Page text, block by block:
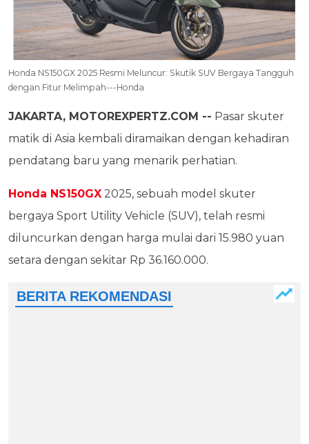
Honda NS150GX 2025 Resmi Meluncur: Skutik SUV Bergaya Tangguh
dengan Fitur Melimpah---Honda
JAKARTA, MOTOREXPERTZ.COM -- Pasar skuter
matik di Asia kembali diramaikan dengan kehadiran
pendatang baru yang menarik perhatian.
Honda NS150GX 2025, sebuah model skuter
bergaya Sport Utility Vehicle (SUV), telah resmi
diluncurkan dengan harga mulai dari 15.980 yuan
setara dengan sekitar Rp 36.160.000.